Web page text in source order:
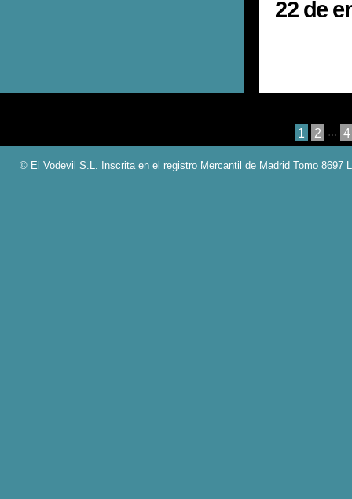
22 de
1 2 ... 4
© El Vodevil S.L. Inscrita en el registro Mercantil de Madrid Tomo 8697